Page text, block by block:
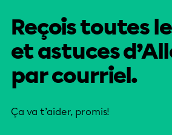
Reçois toutes
et astuces
par courriel.
Ça va t’aider, promis!